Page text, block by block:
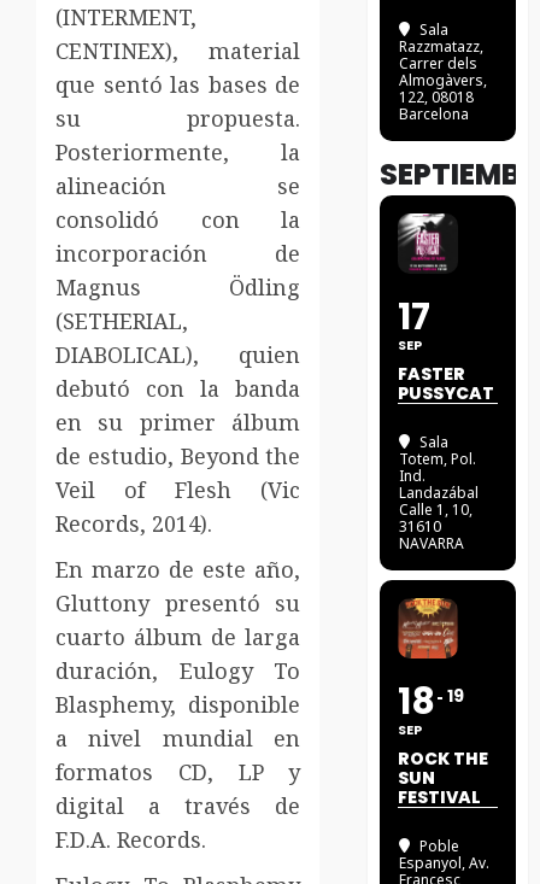
(INTERMENT,
CENTINEX), material
que sentó las bases de
su propuesta.
Posteriormente, la
alineación se
consolidó con la
incorporación de
Magnus Ödling
(SETHERIAL,
DIABOLICAL), quien
debutó con la banda
en su primer álbum
de estudio, Beyond the
Veil of Flesh (Vic
Records, 2014).
En marzo de este año,
Gluttony presentó su
cuarto álbum de larga
duración, Eulogy To
Blasphemy, disponible
a nivel mundial en
formatos CD, LP y
digital a través de
F.D.A. Records.
Sala
Razzmatazz,
Carrer dels
Almogàvers,
122, 08018
Barcelona
17
SEP
FASTER
PUSSYCAT
Sala
Totem, Pol.
Ind.
Landazábal
Calle 1, 10,
31610
NAVARRA
18
SEP
19
ROCK THE
SUN
FESTIVAL
Poble
Espanyol, Av.